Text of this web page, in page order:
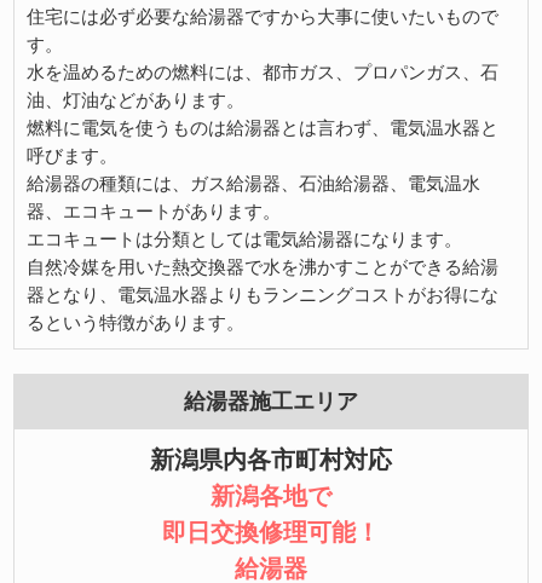
住宅には必ず必要な給湯器ですから大事に使いたいもので
す。
水を温めるための燃料には、都市ガス、プロパンガス、石
油、灯油などがあります。
燃料に電気を使うものは給湯器とは言わず、電気温水器と
呼びます。
給湯器の種類には、ガス給湯器、石油給湯器、電気温水
器、エコキュートがあります。
エコキュートは分類としては電気給湯器になります。
自然冷媒を用いた熱交換器で水を沸かすことができる給湯
器となり、電気温水器よりもランニングコストがお得にな
るという特徴があります。
給湯器施工エリア
新潟県内各市町村対応
新潟各地で
即日交換修理可能！
給湯器